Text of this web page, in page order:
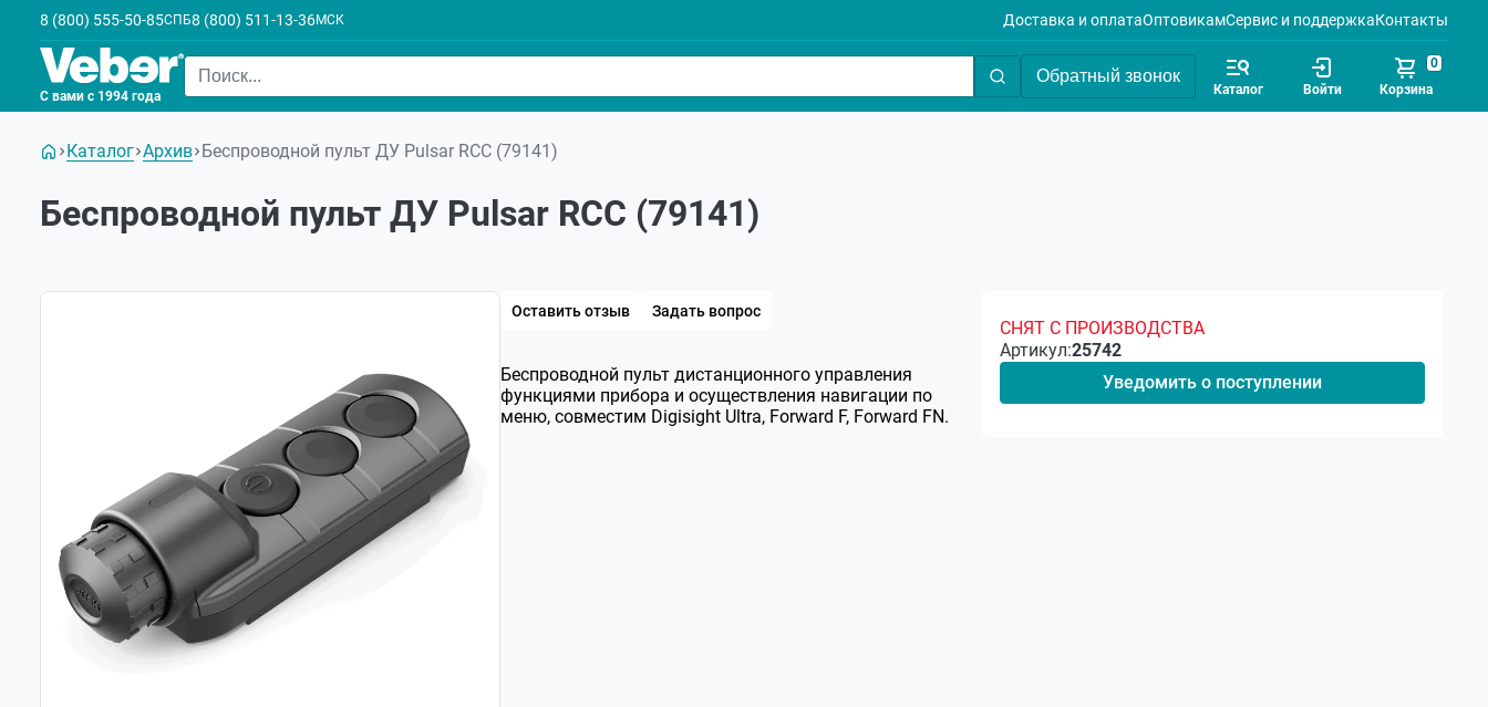
8 (800) 555-50-85СПБ8 (800) 511-13-36МСК Доставка и оплатаОптовикамСервис и поддержкаКонтакты
С вами с 1994 года
Обратный звонок
Каталог Войти Корзина
0
Каталог Архив Беспроводной пульт ДУ Pulsar RCC (79141)
Беспроводной пульт ДУ Pulsar RCC (79141)
Оставить отзыв Задать вопрос
Беспроводной пульт дистанционного управления
функциями прибора и осуществления навигации по
меню, совместим Digisight Ultra, Forward F, Forward FN.
СНЯТ С ПРОИЗВОДСТВА
Артикул:25742
Уведомить о поступлении